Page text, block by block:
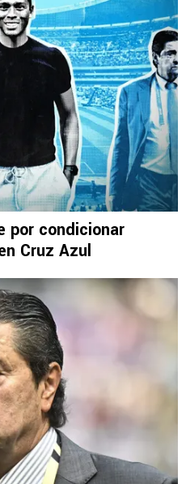
por condicionar
Cruz Azul